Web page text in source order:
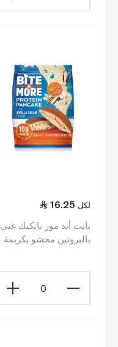
16.25 لكل
بايت أند مور بانكيك غني
بالبروتين محشو بكريمة
0